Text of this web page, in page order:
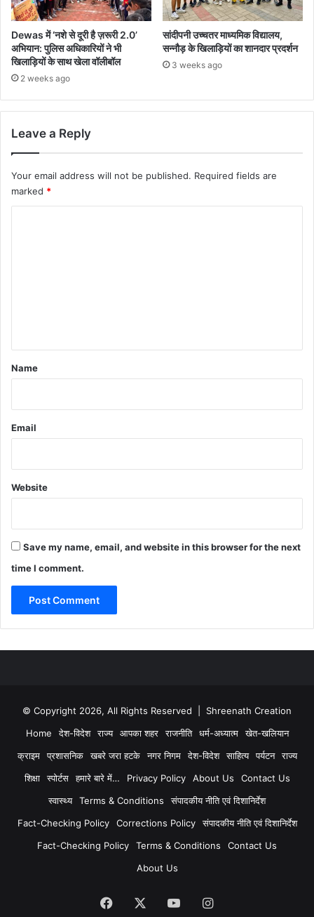
Dewas में ‘नशे से दूरी है ज़रूरी 2.0’
अभियान: पुलिस अधिकारियों ने भी
खिलाड़ियों के साथ खेला वॉलीबॉल
2 weeks ago
सांदीपनी उच्चतर माध्यमिक विद्यालय,
सन्नौड़ के खिलाड़ियों का शानदार प्रदर्शन
3 weeks ago
Leave a Reply
Your email address will not be published. Required fields are
marked *
*
Name
Email
Website
Save my name, email, and website in this browser for the next
time I comment.
© Copyright 2026, All Rights Reserved | Shreenath Creation
Home
देश-विदेश राज्य आपका शहर राजनीति धर्म-अध्यात्म
खेत-खलियान
क्राइम
प्रशासनिक खबरे जरा हटके नगर निगम देश-विदेश साहित्य पर्यटन
राज्य
शिक्षा
स्पोर्टस हमारे बारे में… Privacy Policy About Us
Contact Us
स्वास्थ्य
Terms & Conditions
संपादकीय नीति एवं दिशानिर्देश
Fact-Checking Policy
Corrections Policy
संपादकीय नीति एवं दिशानिर्देश
Fact-Checking Policy
Terms & Conditions
Contact Us
About Us
Facebook YouTubeInstagram